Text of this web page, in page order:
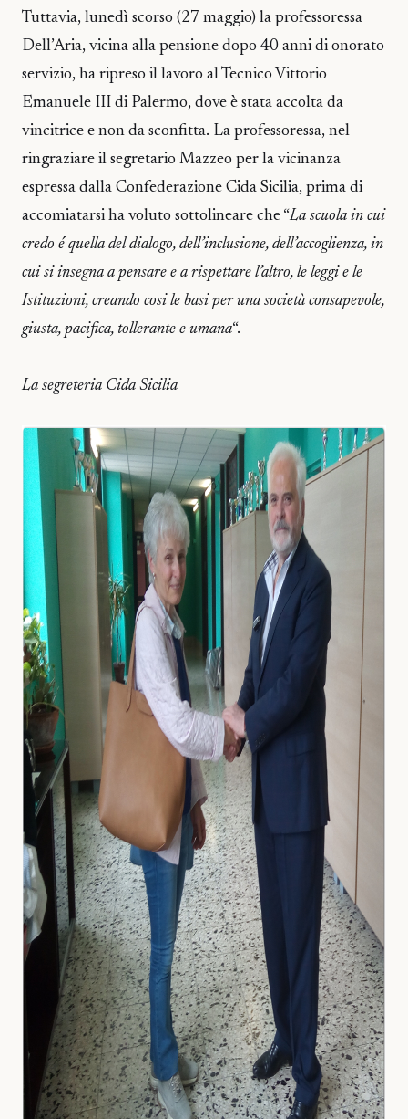
Tuttavia, lunedì scorso (27 maggio) la professoressa
Dell’Aria, vicina alla pensione dopo 40 anni di onorato
servizio, ha ripreso il lavoro al Tecnico Vittorio
Emanuele III di Palermo, dove è stata accolta da
vincitrice e non da sconfitta. La professoressa, nel
ringraziare il segretario Mazzeo per la vicinanza
espressa dalla Confederazione Cida Sicilia, prima di
accomiatarsi ha voluto sottolineare che “La scuola in cui
credo é quella del dialogo, dell’inclusione, dell’accoglienza, in
cui si insegna a pensare e a rispettare l’altro, le leggi e le
Istituzioni, creando cosi le basi per una società consapevole,
giusta, pacifica, tollerante e umana“.
La segreteria Cida Sicilia